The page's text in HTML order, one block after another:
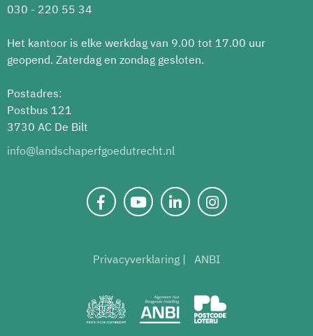
030 - 220 55 34
Het kantoor is elke werkdag van 9.00 tot 17.00 uur
geopend. Zaterdag en zondag gesloten.
Postadres:
Postbus 121
3730 AC De Bilt
info@landschaperfgoedutrecht.nl
Privacyverklaring ANBI